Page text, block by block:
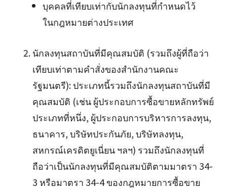
บุคคลที่เทียบเท่ากับนักลงทุนที่กำหนดไว้
ในกฎหมายต่างประเทศ
นักลงทุนสถาบันที่มีคุณสมบัติ (รวมถึงผู้ที่ถือว่า
เทียบเท่าตามคำสั่งของสำนักงานคณะ
รัฐมนตรี): ประเภทนี้รวมถึงนักลงทุนสถาบันที่มี
คุณสมบัติ (เช่น ผู้ประกอบการซื้อขายหลักทรัพย์
ประเภทที่หนึ่ง, ผู้ประกอบการบริหารการลงทุน,
ธนาคาร, บริษัทประกันภัย, บริษัทลงทุน,
สหกรณ์เครดิตยูเนี่ยน ฯลฯ) รวมถึงนักลงทุนที่
ถือว่าเป็นนักลงทุนที่มีคุณสมบัติตามมาตรา 34-
3 หรือมาตรา 34-4 ของกฎหมายการซื้อขาย